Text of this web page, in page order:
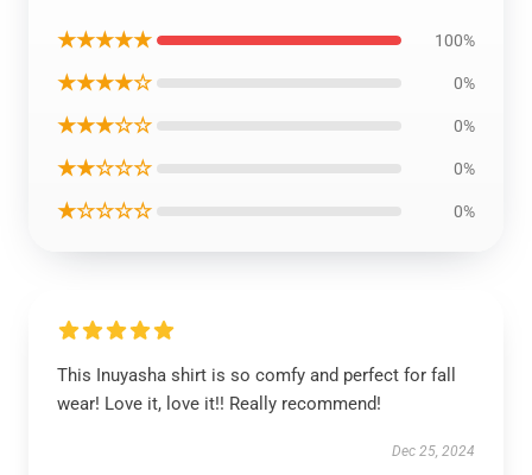
★★★★★ 100%
★★★★☆ 0%
★★★☆☆ 0%
★★☆☆☆ 0%
★☆☆☆☆ 0%
This Inuyasha shirt is so comfy and perfect for fall
wear! Love it, love it!! Really recommend!
Dec 25, 2024